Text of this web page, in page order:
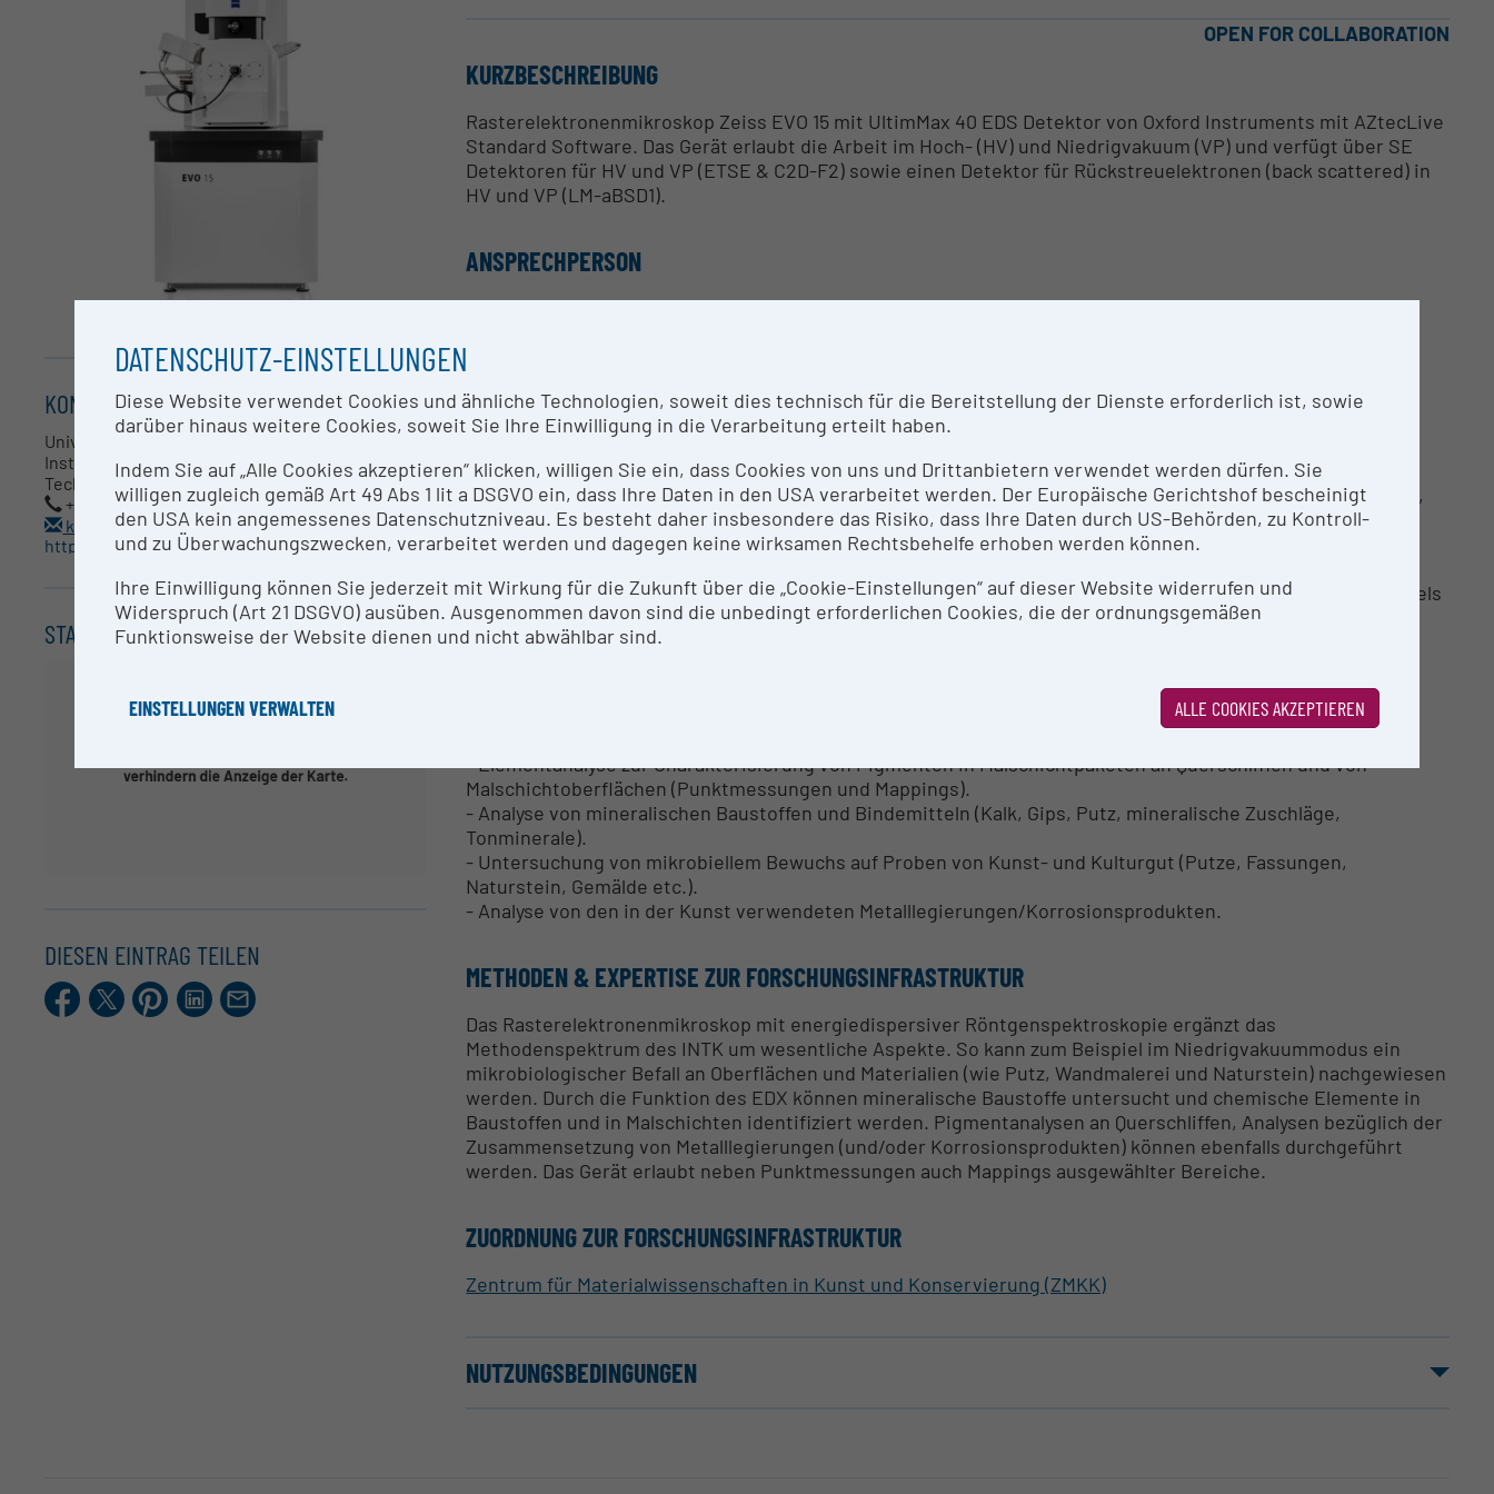
OPEN FOR COLLABORATION
KURZBESCHREIBUNG
Rasterelektronenmikroskop Zeiss EVO 15 mit UltimMax 40 EDS Detektor von Oxford Instruments mit AZtecLive
Standard Software. Das Gerät erlaubt die Arbeit im Hoch- (HV) und Niedrigvakuum (VP) und verfügt über SE
Detektoren für HV und VP (ETSE & C2D-F2) sowie einen Detektor für Rückstreuelektronen (back scattered) in
HV und VP (LM-aBSD1).
ANSPRECHPERSON
Univ. Prof. Dr. Katja Sterflinger
Das Institut für Naturwissenschaften und Technologie in der Kunst (INTK) und die Core Facility „Zentrum für
Materialwissenschaften in Kunst und Konservierung (ZMKK)“ sind zentrale Einrichtungen der Akademie der
bildenden Künste Wien für naturwissenschaftliche (Material) Analyse von Kunstwerken. Die Einrichtungen
unterstützen Angehörige der Akademie der bildenden Künste Wien oder anderen Forschungseinrichtungen,
Museen, Bibliotheken, Archiven, etc. bei der Durchführung von gemeinsamen Projekten im Rahmen der
Forschungsförderung oder Auftragsforschung und bieten auch Dienstleistungen (Drittmittel) für Externe.
Die Schwerpunkte liegen in naturwissenschaftlichen Analysen von Kunstwerken und Archivmaterialien mittels
FTIR, Raman, RFA, UV-Vis, HSI, RSI, ESEM (EDX), Py-GC/MS, digitale Röntgenradiografie und
Fotodokumentation (Vis, UV, IR, IRR), Mikroskopie, Anlagen zur beschleunigten Alterung von Proben im
- Elementanalyse zur Charakterisierung von Pigmenten in Malschichtpaketen an Querschliffen und von
Malschichtoberflächen (Punktmessungen und Mappings).
- Analyse von mineralischen Baustoffen und Bindemitteln (Kalk, Gips, Putz, mineralische Zuschläge,
Tonminerale).
- Untersuchung von mikrobiellem Bewuchs auf Proben von Kunst- und Kulturgut (Putze, Fassungen,
Naturstein, Gemälde etc.).
- Analyse von den in der Kunst verwendeten Metalllegierungen/Korrosionsprodukten.
METHODEN & EXPERTISE ZUR FORSCHUNGSINFRASTRUKTUR
Das Rasterelektronenmikroskop mit energiedispersiver Röntgenspektroskopie ergänzt das
Methodenspektrum des INTK um wesentliche Aspekte. So kann zum Beispiel im Niedrigvakuummodus ein
mikrobiologischer Befall an Oberflächen und Materialien (wie Putz, Wandmalerei und Naturstein) nachgewiesen
werden. Durch die Funktion des EDX können mineralische Baustoffe untersucht und chemische Elemente in
Baustoffen und in Malschichten identifiziert werden. Pigmentanalysen an Querschliffen, Analysen bezüglich der
Zusammensetzung von Metalllegierungen (und/oder Korrosionsprodukten) können ebenfalls durchgeführt
werden. Das Gerät erlaubt neben Punktmessungen auch Mappings ausgewählter Bereiche.
ZUORDNUNG ZUR FORSCHUNGSINFRASTRUKTUR
Zentrum für Materialwissenschaften in Kunst und Konservierung (ZMKK)
NUTZUNGSBEDINGUNGEN
KONTAKT
Univ. Prof. Dr. Katja Sterflinger
Institut für Naturwissenschaften und
Technologie in der Kunst
+43 1 58816 8600
k.sterflinger@akbild.ac.at
https://www.akbild.ac.at/de/institute/naturwissenschaften-und-technologie-in-der-kunst/institut
STANDORT
DIESEN EINTRAG TEILEN
Facebook
X.comPinterestLinkedIn
E-
Mail
DATENSCHUTZ-EINSTELLUNGEN
Diese Website verwendet Cookies und ähnliche Technologien, soweit dies technisch für die Bereitstellung der Dienste erforderlich ist, sowie
darüber hinaus weitere Cookies, soweit Sie Ihre Einwilligung in die Verarbeitung erteilt haben.
Indem Sie auf „Alle Cookies akzeptieren“ klicken, willigen Sie ein, dass Cookies von uns und Drittanbietern verwendet werden dürfen. Sie
willigen zugleich gemäß Art 49 Abs 1 lit a DSGVO ein, dass Ihre Daten in den USA verarbeitet werden. Der Europäische Gerichtshof bescheinigt
den USA kein angemessenes Datenschutzniveau. Es besteht daher insbesondere das Risiko, dass Ihre Daten durch US-Behörden, zu Kontroll-
und zu Überwachungszwecken, verarbeitet werden und dagegen keine wirksamen Rechtsbehelfe erhoben werden können.
Ihre Einwilligung können Sie jederzeit mit Wirkung für die Zukunft über die „Cookie-Einstellungen“ auf dieser Website widerrufen und
Widerspruch (Art 21 DSGVO) ausüben. Ausgenommen davon sind die unbedingt erforderlichen Cookies, die der ordnungsgemäßen
Funktionsweise der Website dienen und nicht abwählbar sind.
EINSTELLUNGEN VERWALTEN ALLE COOKIES AKZEPTIEREN